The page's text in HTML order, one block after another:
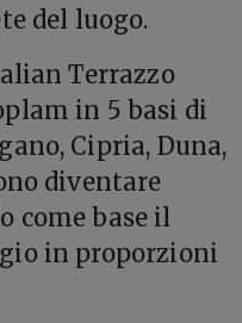
del luogo.
Terrazzo
in 5 basi di
Cipria, Duna,
diventare
come base il
in proporzioni